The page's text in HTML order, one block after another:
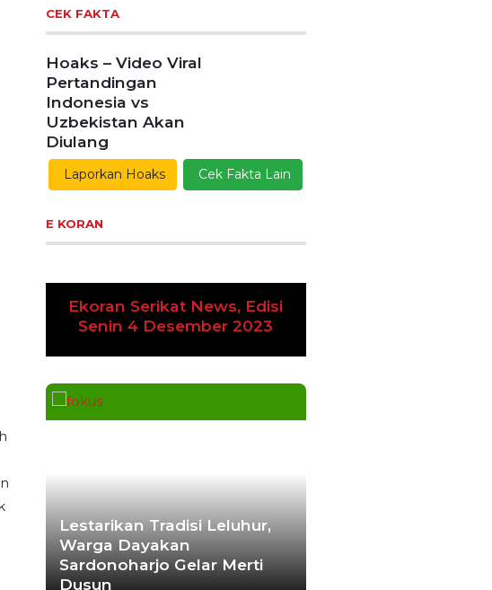
Hoaks – Video Viral
Pertandingan
Indonesia vs
Uzbekistan Akan
Diulang
Kamis 9 November 2023
Previous Next
Lestarikan Tradisi Leluhur,
Warga Dayakan